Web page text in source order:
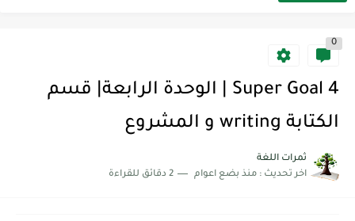
0
Super Goal 4 | الوحدة الرابعة| قسم
الكتابة writing و المشروع
ثمرات اللغة
اخر تحديث : منذ بضع اعوام 2 دقائق للقراءة